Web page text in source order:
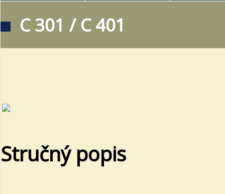
C 301 / C 401
Stručný popis